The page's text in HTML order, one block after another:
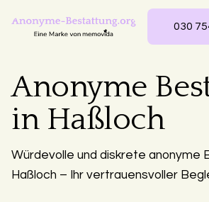
030
Anonyme
in Haßloch
Würdevolle und diskrete anonyme
Haßloch – Ihr vertrauensvoller